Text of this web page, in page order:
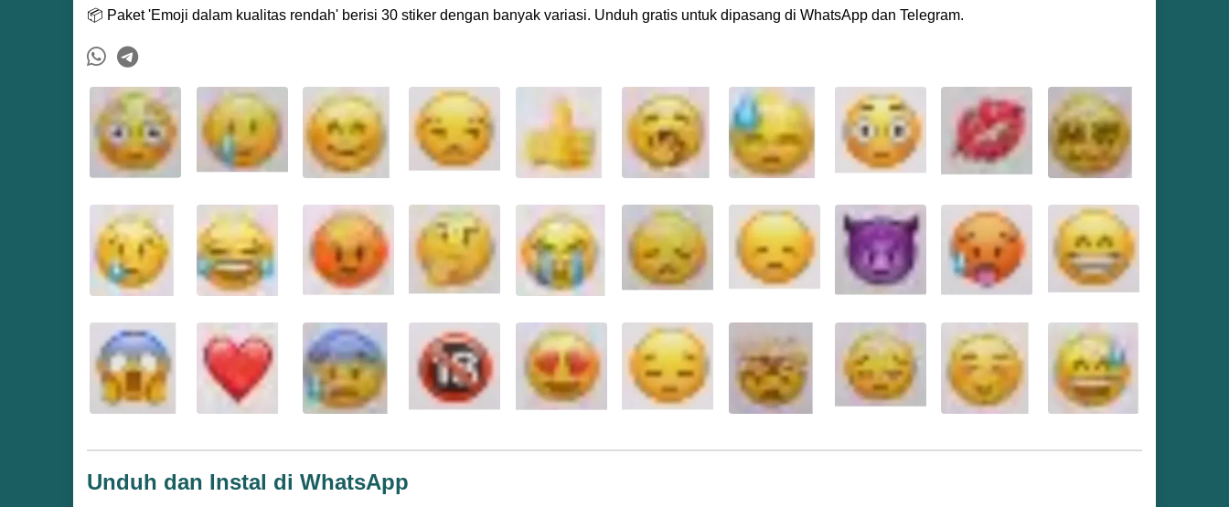
📦 Paket 'Emoji dalam kualitas rendah' berisi 30 stiker dengan banyak variasi. Unduh gratis untuk dipasang di WhatsApp dan Telegram.
Unduh dan Instal di WhatsApp